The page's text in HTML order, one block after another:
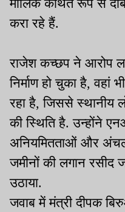
मालिक कथित रूप से
करा रहे हैं.
राजेश कच्छप ने आरोप
निर्माण हो चुका है, वहां
रहा है, जिससे
की स्थिति है. उन्होंने
अनियमितताओं और अंचल
जमीनों की लगान रसीद
उठाया.
जवाब में मंत्री दीपक